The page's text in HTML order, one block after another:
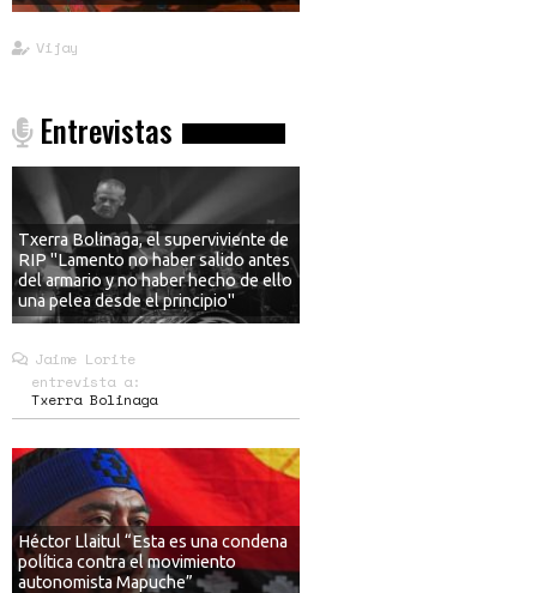
Vijay
Entrevistas
Txerra Bolinaga, el superviviente de
RIP "Lamento no haber salido antes
del armario y no haber hecho de ello
una pelea desde el principio"
Jaime Lorite
entrevista a:
Txerra Bolinaga
Héctor Llaitul “Esta es una condena
política contra el movimiento
autonomista Mapuche”